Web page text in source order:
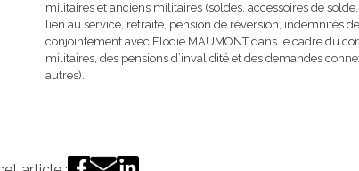
militaires et anciens militaires (soldes, accessoires de
lien au service, retraite, pension de réversion, indemnités
conjointement avec Elodie MAUMONT dans le cadre du
militaires, des pensions d’invalidité et des demandes
autres).